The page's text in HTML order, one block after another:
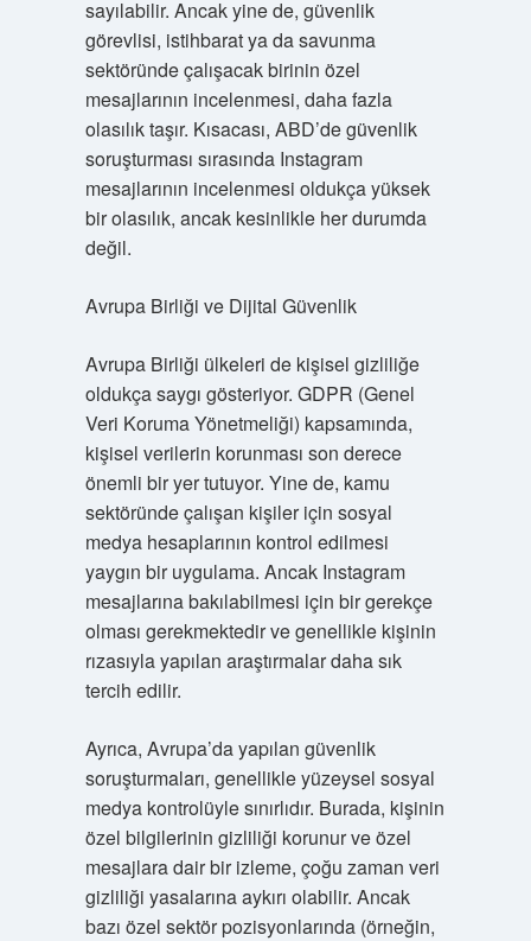
sayılabilir. Ancak yine de, güvenlik
görevlisi, istihbarat ya da savunma
sektöründe çalışacak birinin özel
mesajlarının incelenmesi, daha fazla
olasılık taşır. Kısacası, ABD’de güvenlik
soruşturması sırasında Instagram
mesajlarının incelenmesi oldukça yüksek
bir olasılık, ancak kesinlikle her durumda
değil.
Avrupa Birliği ve Dijital Güvenlik
Avrupa Birliği ülkeleri de kişisel gizliliğe
oldukça saygı gösteriyor. GDPR (Genel
Veri Koruma Yönetmeliği) kapsamında,
kişisel verilerin korunması son derece
önemli bir yer tutuyor. Yine de, kamu
sektöründe çalışan kişiler için sosyal
medya hesaplarının kontrol edilmesi
yaygın bir uygulama. Ancak Instagram
mesajlarına bakılabilmesi için bir gerekçe
olması gerekmektedir ve genellikle kişinin
rızasıyla yapılan araştırmalar daha sık
tercih edilir.
Ayrıca, Avrupa’da yapılan güvenlik
soruşturmaları, genellikle yüzeysel sosyal
medya kontrolüyle sınırlıdır. Burada, kişinin
özel bilgilerinin gizliliği korunur ve özel
mesajlara dair bir izleme, çoğu zaman veri
gizliliği yasalarına aykırı olabilir. Ancak
bazı özel sektör pozisyonlarında (örneğin,